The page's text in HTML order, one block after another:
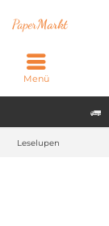
PaperMarkt
Menü
Leselupen